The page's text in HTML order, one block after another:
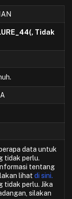
Tidak
data untuk
tidak perlu.
tentang
lihat di sini.
tidak perlu. Jika
silakan